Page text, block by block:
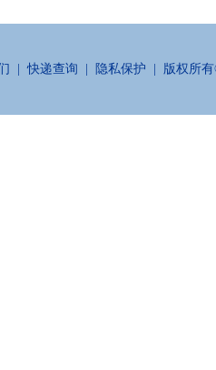
|快递查询 隐私保护 | 版权所